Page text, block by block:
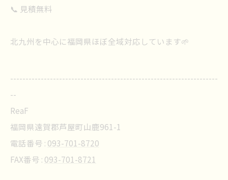
📞 見積無料
北九州を中心に福岡県ほぼ全域対応しています🌱
--------------------------------------------------------------------
--
ReaF
福岡県遠賀郡芦屋町山鹿961-1
電話番号 : 093-701-8720
FAX番号 : 093-701-8721